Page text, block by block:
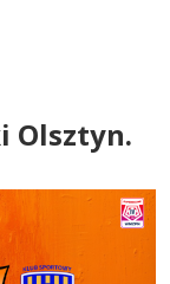
Olsztyn.